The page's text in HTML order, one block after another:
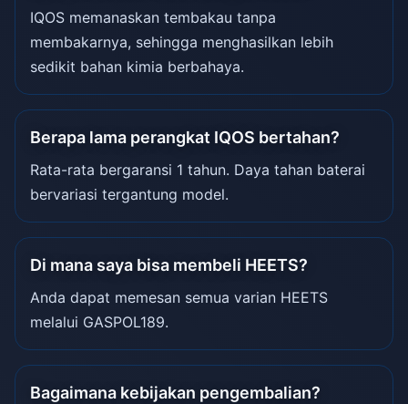
IQOS memanaskan tembakau tanpa
membakarnya, sehingga menghasilkan lebih
sedikit bahan kimia berbahaya.
Berapa lama perangkat IQOS bertahan?
Rata-rata bergaransi 1 tahun. Daya tahan baterai
bervariasi tergantung model.
Di mana saya bisa membeli HEETS?
Anda dapat memesan semua varian HEETS
melalui GASPOL189.
Bagaimana kebijakan pengembalian?